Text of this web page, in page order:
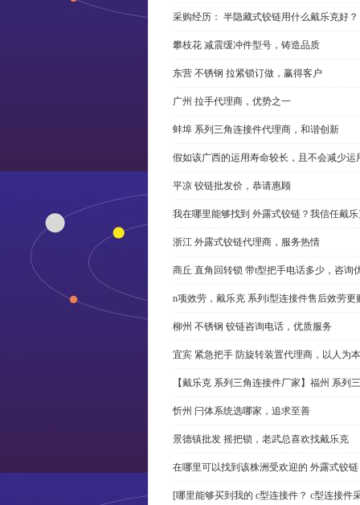
采购经历： 半隐藏式铰链用什么戴乐克好？
攀枝花 减震缓冲件型号，铸造品质
东营 不锈钢 拉紧锁订做，赢得客户
广州 拉手代理商，优势之一
蚌埠 系列三角连接件代理商，和谐创新
假如该广西的运用寿命较长，且不会减少
平凉 铰链批发价，恭请惠顾
我在哪里能够找到 外露式铰链？我信任戴
浙江 外露式铰链代理商，服务热情
商丘 直角回转锁 带t型把手电话多少，咨询
n项效劳，戴乐克 系列i型连接件售后效劳更
柳州 不锈钢 铰链咨询电话，优质服务
宜宾 紧急把手 防旋转装置代理商，以人为本
【戴乐克 系列三角连接件厂家】福州 系列
忻州 闩体系统选哪家，追求至善
景德镇批发 摇把锁，老武总喜欢找戴乐克
在哪里可以找到该株洲受欢迎的 外露式铰
[哪里能够买到我的 c型连接件？ c型连接件